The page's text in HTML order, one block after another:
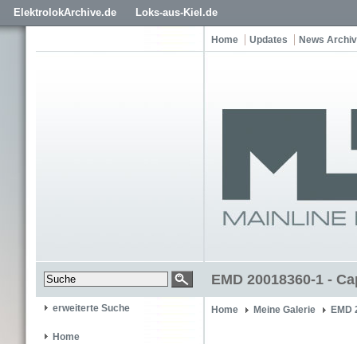
ElektrolokArchive.de Loks-aus-Kiel.de
Home Updates News Archiv
EMD 20018360-1 -
erweiterte Suche
Home
Home Meine Galerie EMD